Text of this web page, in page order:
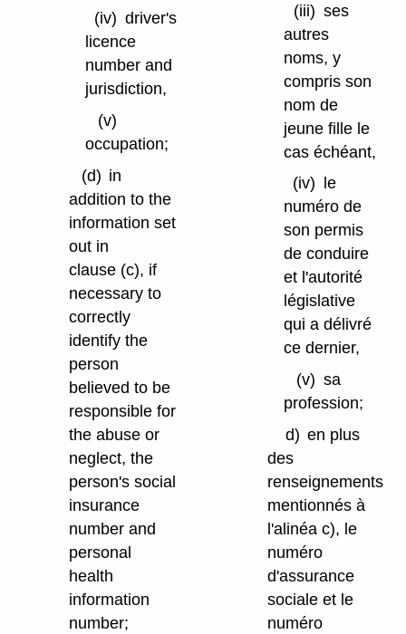
(iv) driver's
licence
number and
jurisdiction,
(v)
occupation;
(d) in
addition to the
information set
out in
clause (c), if
necessary to
correctly
identify the
person
believed to be
responsible for
the abuse or
neglect, the
person's social
insurance
number and
personal
health
information
number;
(iii) ses
autres
noms, y
compris son
nom de
jeune fille le
cas échéant,
(iv)
le
numéro de
son permis
de conduire
et l'autorité
législative
qui a délivré
ce dernier,
(v) sa
profession;
d) en plus
des
renseignements
mentionnés à
l'alinéa c), le
numéro
d'assurance
sociale et le
numéro